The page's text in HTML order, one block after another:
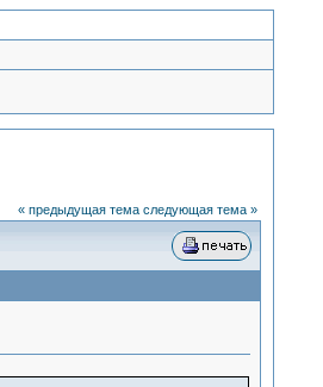
« предыдущая тема следующая тема »